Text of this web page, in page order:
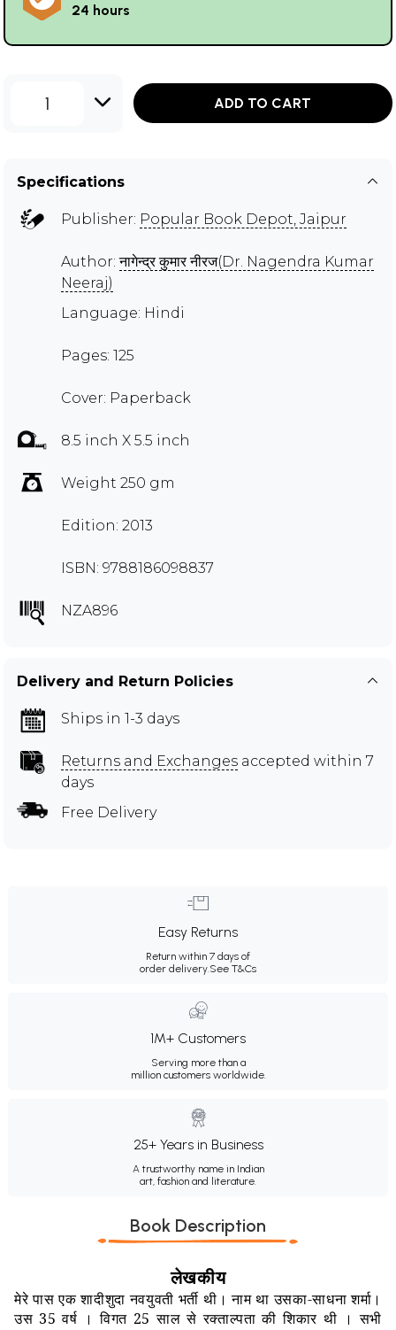
24 hours
1 ADD TO CART
Specifications
Publisher: Popular Book Depot, Jaipur
Author:नागेन्द्र कुमार नीरज(Dr. Nagendra Kumar
Neeraj)
Language: Hindi
Pages: 125
Cover: Paperback
8.5 inch X 5.5 inch
Weight 250 gm
Edition: 2013
ISBN: 9788186098837
NZA896
Delivery and Return Policies
Ships in 1-3 days
Returns and Exchanges accepted within 7
days
Free Delivery
Easy Returns
Return within 7 days of
order delivery.See T&Cs
1M+ Customers
Serving more than a
million customers worldwide.
25+ Years in Business
A trustworthy name in Indian
art, fashion and literature.
Book Description
लेखकीय
मेरे पास एक शादीशुदा नवयुवती भर्ती थी। नाम था उसका-साधना शर्मा।
उस 35वर्ष । विगत 25साल से रक्ताल्पता की शिकार थी । सभी